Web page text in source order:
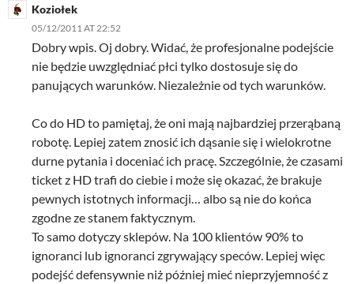
Koziołek
05/12/2011 AT 22:52
Dobry wpis. Oj dobry. Widać, że profesjonalne podejście
nie będzie uwzględniać płci tylko dostosuje się do
panujących warunków. Niezależnie od tych warunków.
Co do HD to pamiętaj, że oni mają najbardziej przerąbaną
robotę. Lepiej zatem znosić ich dąsanie się i wielokrotne
durne pytania i doceniać ich pracę. Szczególnie, że czasami
ticket z HD trafi do ciebie i może się okazać, że brakuje
pewnych istotnych informacji… albo są nie do końca
zgodne ze stanem faktycznym.
To samo dotyczy sklepów. Na 100 klientów 90% to
ignoranci lub ignoranci zgrywający speców. Lepiej więc
podejść defensywnie niż później mieć nieprzyjemność z